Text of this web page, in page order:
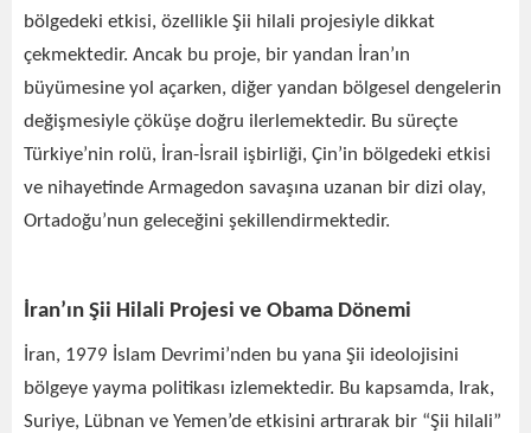
bölgedeki etkisi, özellikle Şii hilali projesiyle dikkat
çekmektedir. Ancak bu proje, bir yandan İran’ın
büyümesine yol açarken, diğer yandan bölgesel dengelerin
değişmesiyle çöküşe doğru ilerlemektedir. Bu süreçte
Türkiye’nin rolü, İran-İsrail işbirliği, Çin’in bölgedeki etkisi
ve nihayetinde Armagedon savaşına uzanan bir dizi olay,
Ortadoğu’nun geleceğini şekillendirmektedir.
İran’ın Şii Hilali Projesi ve Obama Dönemi
İran, 1979 İslam Devrimi’nden bu yana Şii ideolojisini
bölgeye yayma politikası izlemektedir. Bu kapsamda, Irak,
Suriye, Lübnan ve Yemen’de etkisini artırarak bir “Şii hilali”